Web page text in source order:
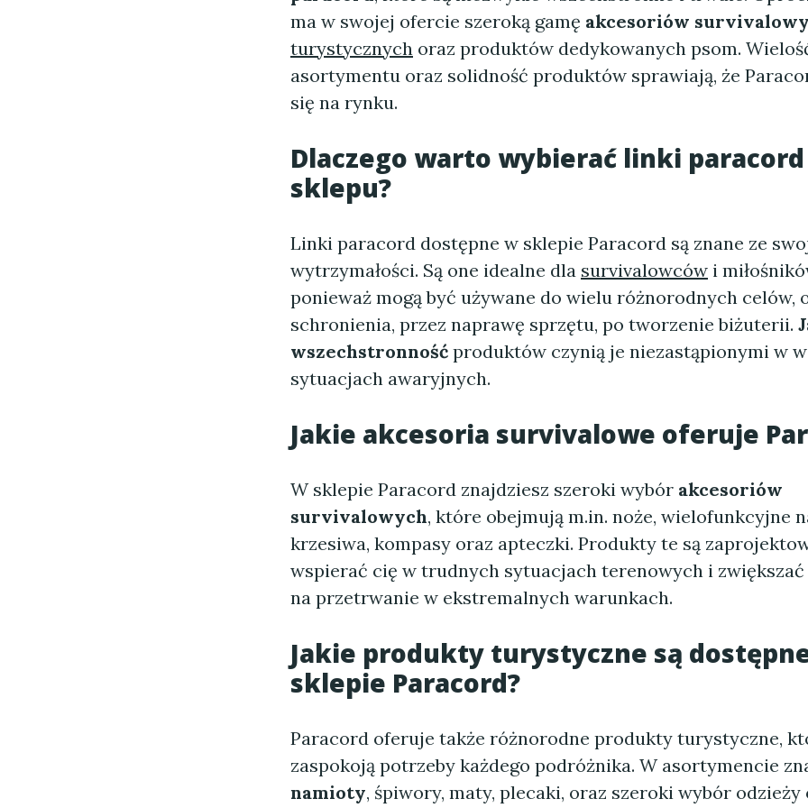
ma w swojej ofercie szeroką gamę akcesoriów
turystycznych oraz produktów dedykowanych psom.
asortymentu oraz solidność produktów sprawiają, że
się na rynku.
Dlaczego warto wybierać linki
sklepu?
Linki paracord dostępne w sklepie Paracord są znane ze
wytrzymałości. Są one idealne dla survivalowców i
ponieważ mogą być używane do wielu różnorodnych celów,
schronienia, przez naprawę sprzętu, po tworzenie biżuterii.
wszechstronność produktów czynią je niezastąpionymi w
sytuacjach awaryjnych.
Jakie akcesoria survivalowe oferuje
W sklepie Paracord znajdziesz szeroki wybór akcesoriów
survivalowych, które obejmują m.in. noże, wielofunkcyjne
krzesiwa, kompasy oraz apteczki. Produkty te są
wspierać cię w trudnych sytuacjach terenowych i zwiększać
na przetrwanie w ekstremalnych warunkach.
Jakie produkty turystyczne są
sklepie Paracord?
Paracord oferuje także różnorodne produkty turystyczne,
zaspokoją potrzeby każdego podróżnika. W asortymencie
namioty, śpiwory, maty, plecaki, oraz szeroki wybór